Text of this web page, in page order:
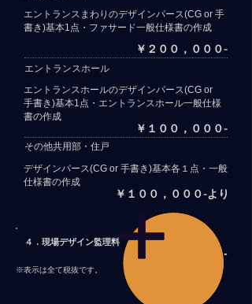
４．現場デザイン監理料
￥２００，０００-
​エントランスまわりのデザインパース(CG or 手
書き)基本1点・ファサード一般仕様書の作成
￥２００，０００-
​エントランスホール
​エントランスホールのデザインパース(CG or
手書き)基本1点・エントランスホール一般仕様
書の作成
￥１００，０００-
​その他共用部・住戸
​デザインパース(CG or 手書き)基本各１点・一般
仕様書の作成
￥１００，０００-より
※表示は全て税抜です。